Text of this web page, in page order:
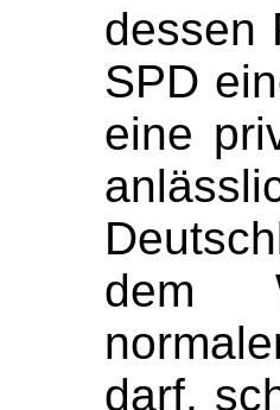
dessen
SPD
eine
dem
darf,